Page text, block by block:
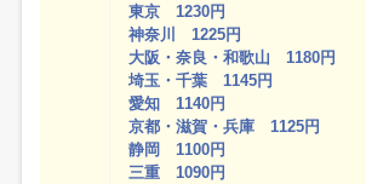
東京 1230円
神奈川 1225円
大阪・奈良・和歌山 1180円
埼玉・千葉 1145円
愛知 1140円
京都・滋賀・兵庫 1125円
静岡 1100円
三重 1090円